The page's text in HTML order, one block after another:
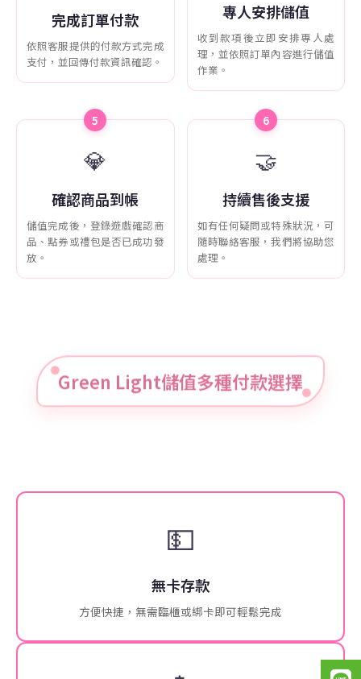
完成訂單付款
依照客服提供的付款方式完成
支付，並回傳付款資訊確認。
專人安排儲值
收到款項後立即安排專人處
理，並依照訂單內容進行儲值
作業。
5
💎
確認商品到帳
儲值完成後，登錄遊戲確認商
品、點券或禮包是否已成功發
放。
6
🤝
持續售後支援
如有任何疑問或特殊狀況，可
隨時聯絡客服，我們將協助您
處理。
Green Light儲值多種付款選擇
💵
無卡存款
方便快捷，無需臨櫃或綁卡即可輕鬆完成